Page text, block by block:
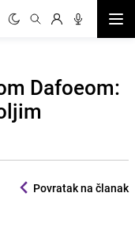
Dafoeom:
Povratak na članak